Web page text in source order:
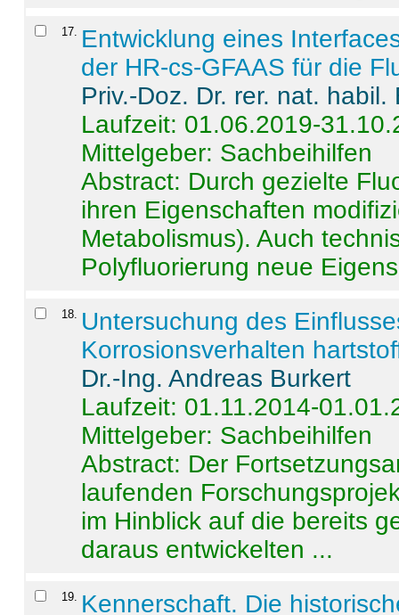
17
Entwicklung eines
der HR-cs-GFAAS für die
Priv.-Doz. Dr. rer. nat.
Laufzeit: 01.06.2019-
Mittelgeber: Sachbeihilfen
Abstract: Durch gezielte
ihren Eigenschaften
Metabolismus). Auch
Polyfluorierung neue
18
Untersuchung des
Korrosionsverhalten
Dr.-Ing. Andreas Burkert
Laufzeit: 01.11.2014-
Mittelgeber: Sachbeihilfen
Abstract: Der
laufenden
im Hinblick auf die bereits
daraus entwickelten ...
19
Kennerschaft. Die